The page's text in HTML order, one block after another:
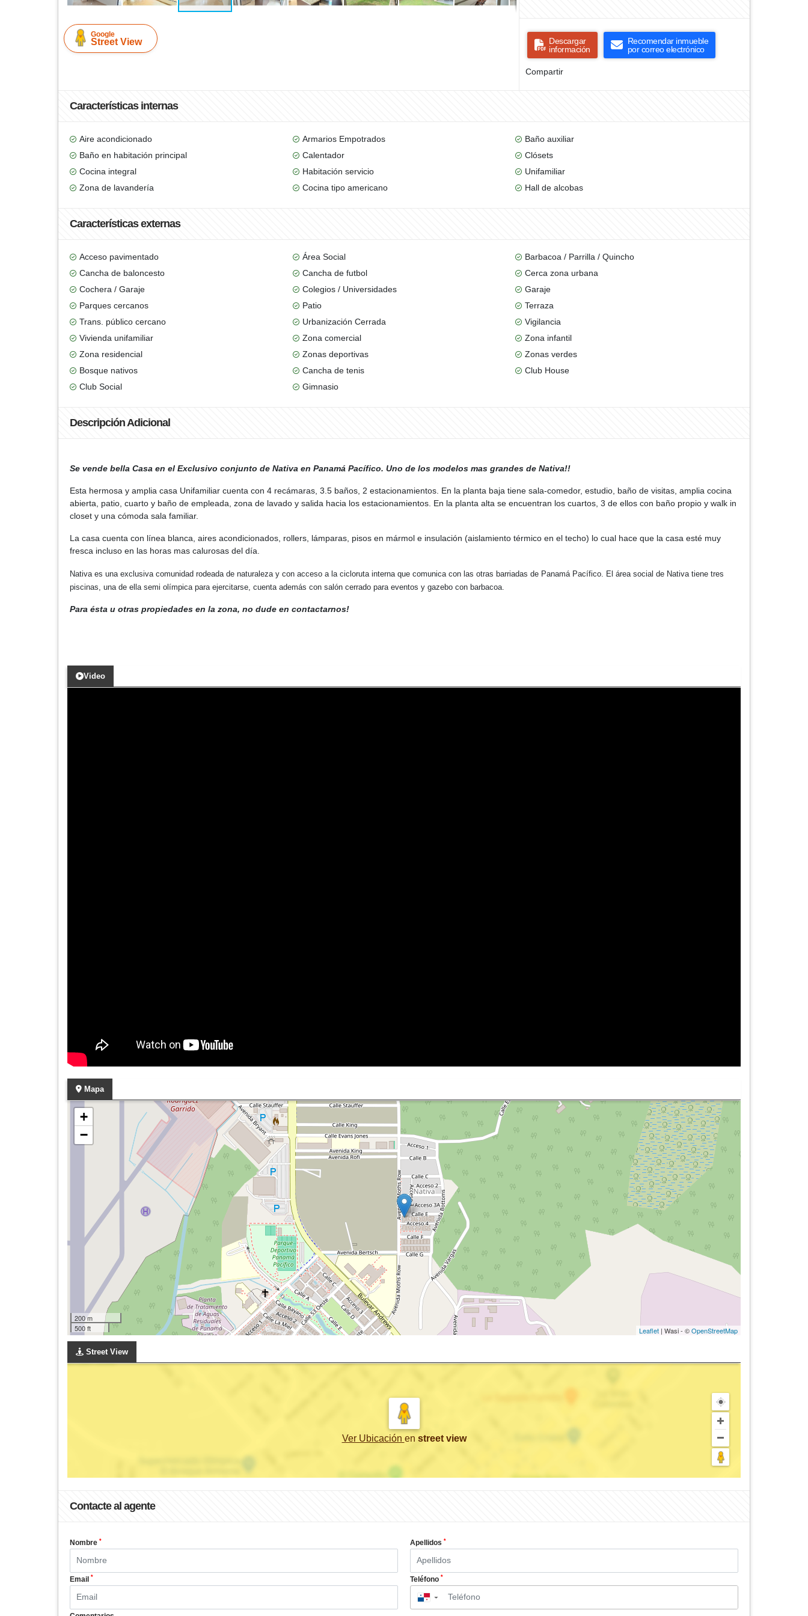
Google
Street View
Descargar
información
Recomendar inmueble
por correo electrónico
Compartir
Características internas
Aire acondicionado Armarios Empotrados
Baño auxiliar
Baño en habitación principal
Calentador
Clósets
Cocina integral
Habitación servicio
Unifamiliar
Zona de lavandería
Cocina tipo americano Hall de alcobas
Características externas
Acceso pavimentado Área Social
Barbacoa / Parrilla / Quincho
Cancha de baloncesto
Cancha de futbol
Cerca zona urbana
Cochera / Garaje
Colegios / Universidades
Garaje
Parques cercanos
Patio
Terraza
Trans. público cercano
Urbanización Cerrada
Vigilancia
Vivienda unifamiliar
Zona comercial
Zona infantil
Zona residencial
Zonas deportivas
Zonas verdes
Bosque nativos
Cancha de tenis
Club House
Club Social
Gimnasio
Descripción Adicional
Se vende bella Casa en el Exclusivo conjunto de Nativa en Panamá Pacífico. Uno de los modelos mas grandes de Nativa!!
Esta hermosa y amplia casa Unifamiliar cuenta con 4 recámaras, 3.5 baños, 2 estacionamientos. En la planta baja tiene sala-comedor, estudio, baño de visitas, amplia cocina
abierta, patio, cuarto y baño de empleada, zona de lavado y salida hacia los estacionamientos. En la planta alta se encuentran los cuartos, 3 de ellos con baño propio y walk in
closet y una cómoda sala familiar.
La casa cuenta con línea blanca, aires acondicionados, rollers, lámparas, pisos en mármol e insulación (aislamiento térmico en el techo) lo cual hace que la casa esté muy
fresca incluso en las horas mas calurosas del día.
Nativa es una exclusiva comunidad rodeada de naturaleza y con acceso a la cicloruta interna que comunica con las otras barriadas de Panamá Pacífico. El área social de Nativa tiene tres
piscinas, una de ella semi olímpica para ejercitarse, cuenta además con salón cerrado para eventos y gazebo con barbacoa.
Para ésta u otras propiedades en la zona, no dude en contactarnos!
Video
Mapa
+
−
200 m
500 ft
Leaflet | Wasi - ©OpenStreetMap
Street View
Ver Ubicación en street view
Contacte al agente
Nombre * Apellidos *
Email * Teléfono *
▼